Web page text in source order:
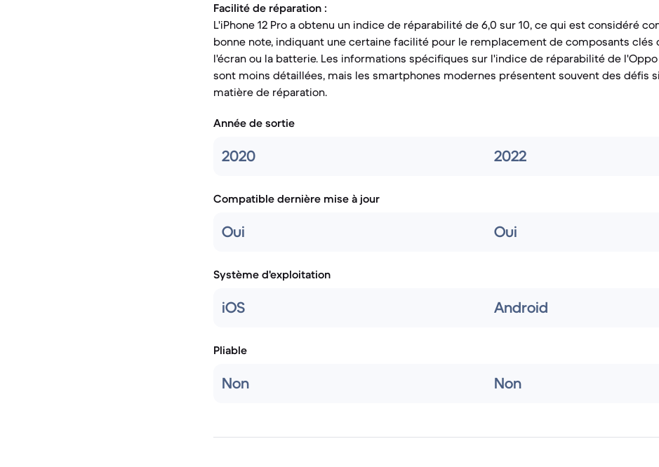
Facilité de réparation :
L'iPhone 12 Pro a obtenu un indice de réparabilité de 6,0 sur 10, ce qui est considéré
bonne note, indiquant une certaine facilité pour le remplacement de composants clés
l'écran ou la batterie. Les informations spécifiques sur l'indice de réparabilité de l'Oppo
sont moins détaillées, mais les smartphones modernes présentent souvent des défis
matière de réparation.
Année de sortie
2020 2022
Compatible dernière mise à jour
Oui Oui
Système d'exploitation
iOS Android
Pliable
Non Non